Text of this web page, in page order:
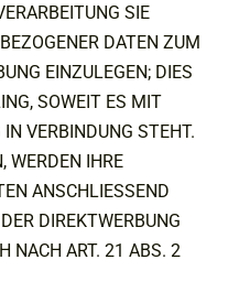
SIE
DATEN ZUM
EINZULEGEN; DIES
SOWEIT ES MIT
VERBINDUNG STEHT.
WERDEN IHRE
ANSCHLIESSEND
DIREKTWERBUNG
NACH ART. 21 ABS. 2